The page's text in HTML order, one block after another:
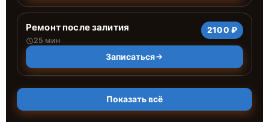
Ремонт после залития
25 мин
2100 ₽
Записаться
Показать всё